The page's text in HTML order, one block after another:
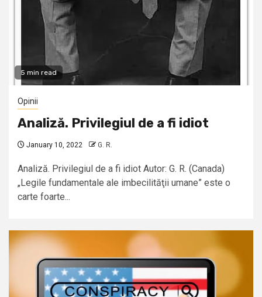
5 min read
Opinii
Analiză. Privilegiul de a fi idiot
January 10, 2022 G. R.
Analiză. Privilegiul de a fi idiot Autor: G. R. (Canada)
„Legile fundamentale ale imbecilităţii umane” este o
carte foarte...